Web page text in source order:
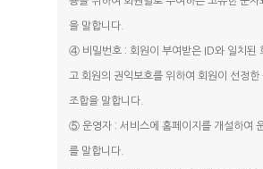
을 말합니다.
④ 비밀번호 : 회원이 부여받은 ID와 일치된
고 회원의 권익보호를 위하여 회원이 선정한
조합을 말합니다.
⑤ 운영자 : 서비스에 홈페이지를 개설하여
를 말합니다.